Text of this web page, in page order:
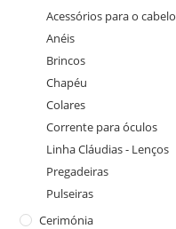
Acessórios para o cabelo
Anéis
Brincos
Chapéu
Colares
Corrente para óculos
Linha Cláudias - Lenços
Pregadeiras
Pulseiras
Cerimónia